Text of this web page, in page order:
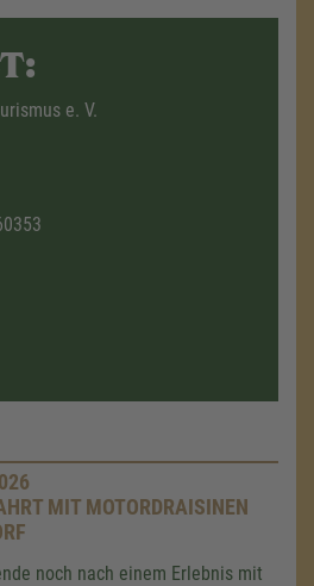
e. V.
MIT MOTORDRAISINEN
noch nach einem Erlebnis mit